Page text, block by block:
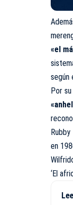
«el
según
Por
en
‘El